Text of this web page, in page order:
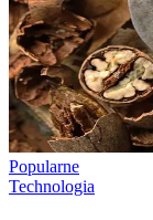
Popularne
Technologia